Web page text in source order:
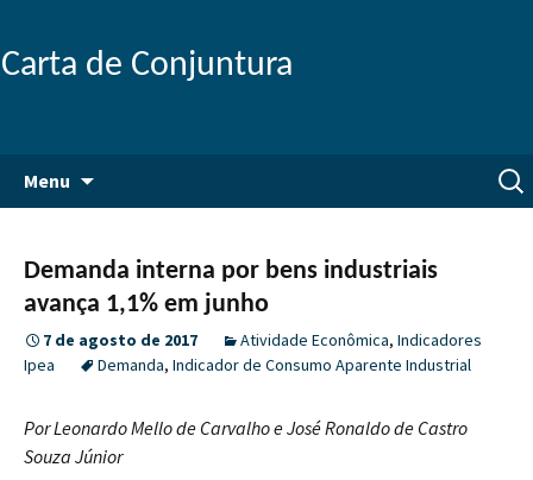
Carta de Conjuntura
Menu
conteúdo
por:
Demanda interna por bens industriais
avança 1,1% em junho
7 de agosto de 2017 Atividade Econômica, Indicadores
Ipea
Demanda, Indicador de Consumo Aparente Industrial
Por Leonardo Mello de Carvalho e José Ronaldo de Castro
Souza Júnior